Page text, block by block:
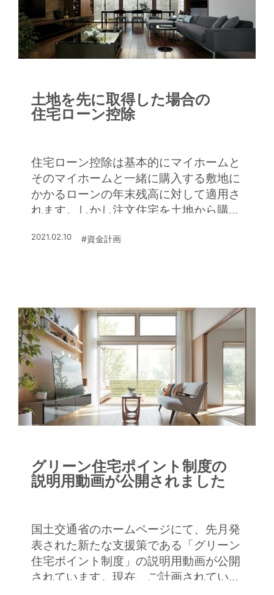
土地を先に取得した場合の
住宅ローン控除
住宅ローン控除は基本的にマイホームと
そのマイホームと一緒に購入する敷地に
かかるローンの年末残高に対して適用さ
れます。しかし注文住宅を土地から購入
2021.02.10 #資金計画
グリーン住宅ポイント制度の
説明用動画が公開されました
国土交通省のホームページにて、先月発
表された新たな支援策である「グリーン
住宅ポイント制度」の説明用動画が公開
されています。現在、ご計画されている